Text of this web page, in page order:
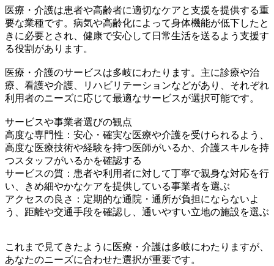
医療・介護は患者や高齢者に適切なケアと支援を提供する重
要な業種です。病気や高齢化によって身体機能が低下したと
きに必要とされ、健康で安心して日常生活を送るよう支援す
る役割があります。
医療・介護のサービスは多岐にわたります。主に診療や治
療、看護や介護、リハビリテーションなどがあり、それぞれ
利用者のニーズに応じて最適なサービスが選択可能です。
サービスや事業者選びの観点
高度な専門性：安心・確実な医療や介護を受けられるよう、
高度な医療技術や経験を持つ医師がいるか、介護スキルを持
つスタッフがいるかを確認する
サービスの質：患者や利用者に対して丁寧で親身な対応を行
い、きめ細やかなケアを提供している事業者を選ぶ
アクセスの良さ：定期的な通院・通所が負担にならないよ
う、距離や交通手段を確認し、通いやすい立地の施設を選ぶ
これまで見てきたように医療・介護は多岐にわたりますが、
あなたのニーズに合わせた選択が重要です。